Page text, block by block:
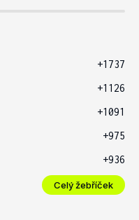
+1737
+1126
+1091
+975
+936
Celý žebříček